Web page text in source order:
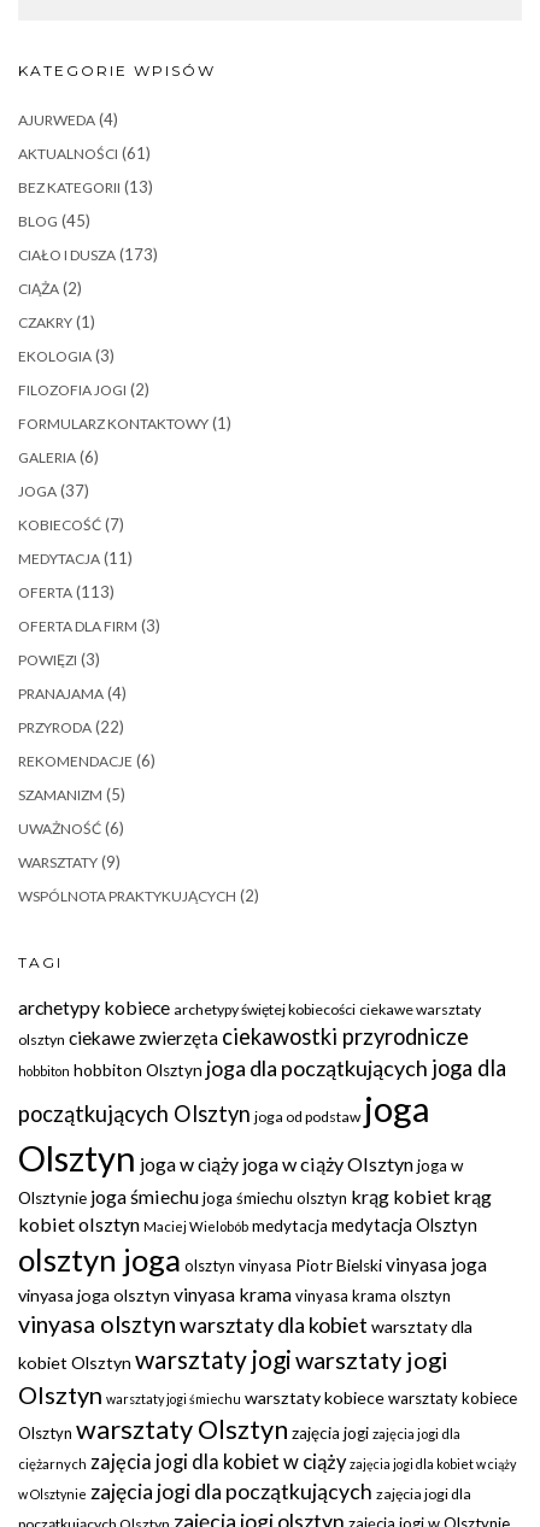
KATEGORIE WPISÓW
AJURWEDA (4)
AKTUALNOŚCI (61)
BEZ KATEGORII (13)
BLOG (45)
CIAŁO I DUSZA (173)
CIĄŻA (2)
CZAKRY (1)
EKOLOGIA (3)
FILOZOFIA JOGI (2)
FORMULARZ KONTAKTOWY (1)
GALERIA (6)
JOGA (37)
KOBIECOŚĆ (7)
MEDYTACJA (11)
OFERTA (113)
OFERTA DLA FIRM (3)
POWIĘZI (3)
PRANAJAMA (4)
PRZYRODA (22)
REKOMENDACJE (6)
SZAMANIZM (5)
UWAŻNOŚĆ (6)
WARSZTATY (9)
WSPÓLNOTA PRAKTYKUJĄCYCH (2)
TAGI
archetypy kobiece archetypy świętej kobiecości ciekawe warsztaty
olsztyn ciekawe zwierzęta ciekawostki przyrodnicze
hobbiton hobbiton Olsztyn joga dla początkujących joga dla
początkujących Olsztyn joga od podstaw joga
Olsztyn joga w ciąży joga w ciąży Olsztynjoga w
Olsztynie joga śmiechujoga śmiechu olsztyn krąg kobiet krąg
kobiet olsztyn Maciej Wielobób medytacja medytacja Olsztyn
olsztyn joga olsztyn vinyasa Piotr Bielskivinyasa joga
vinyasa joga olsztyn vinyasa kramavinyasa krama olsztyn
vinyasa olsztynwarsztaty dla kobiet warsztaty dla
kobiet Olsztyn warsztaty jogiwarsztaty jogi
Olsztyn warsztaty jogi śmiechu warsztaty kobiecewarsztaty kobiece
Olsztyn warsztaty Olsztyn zajęcia jogi zajęcia jogi dla
ciężarnych zajęcia jogi dla kobiet w ciąży zajęcia jogi dla kobiet w ciąży
w Olsztynie zajęcia jogi dla początkujących zajęcia jogi dla
zajęcia jogi olsztyn zajęcia jogi w Olsztynie